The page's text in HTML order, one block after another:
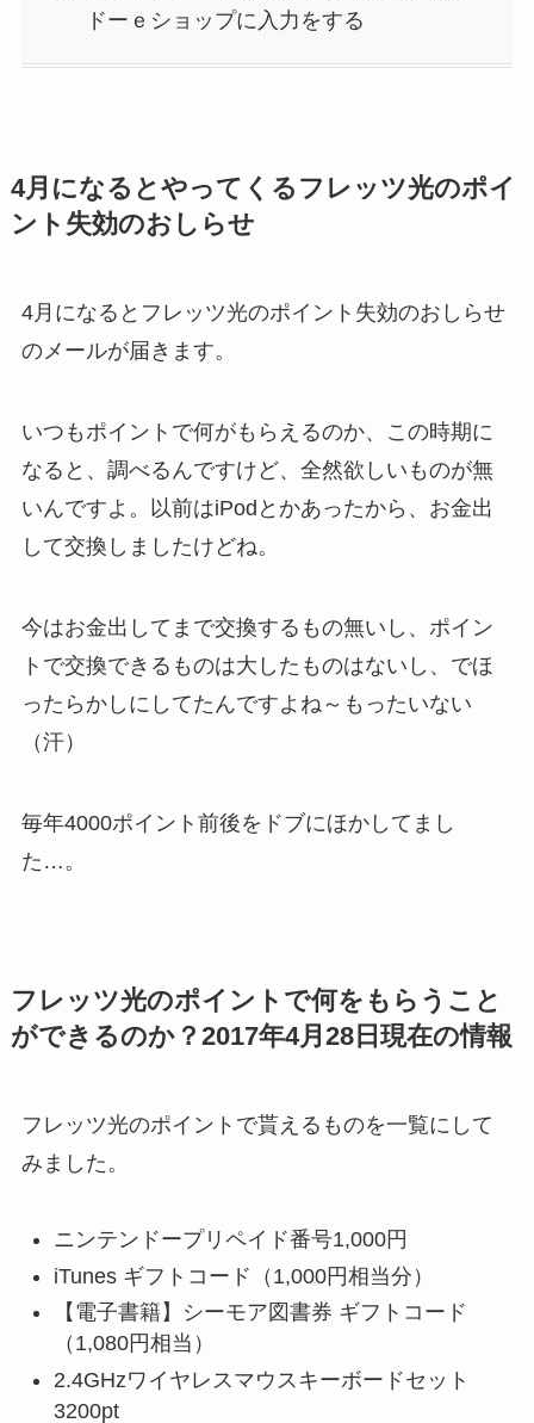
ドーｅショップに入力をする
4月になるとやってくるフレッツ光のポイ
ント失効のおしらせ
4月になるとフレッツ光のポイント失効のおしらせ
のメールが届きます。
いつもポイントで何がもらえるのか、この時期に
なると、調べるんですけど、全然欲しいものが無
いんですよ。以前はiPodとかあったから、お金出
して交換しましたけどね。
今はお金出してまで交換するもの無いし、ポイン
トで交換できるものは大したものはないし、でほ
ったらかしにしてたんですよね～もったいない
（汗）
毎年4000ポイント前後をドブにほかしてまし
た…。
フレッツ光のポイントで何をもらうこと
ができるのか？2017年4月28日現在の情報
フレッツ光のポイントで貰えるものを一覧にして
みました。
ニンテンドープリペイド番号1,000円
iTunes ギフトコード（1,000円相当分）
【電子書籍】シーモア図書券 ギフトコード
（1,080円相当）
2.4GHzワイヤレスマウスキーボードセット
3200pt